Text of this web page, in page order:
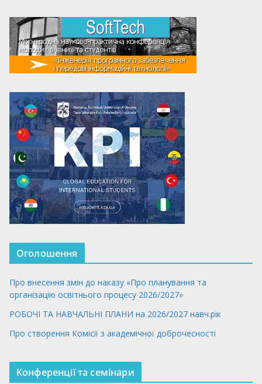
Оголошення
Про внесення змін до наказу «Про планування та
організацію освітнього процесу 2026/2027»
РОБОЧІ ТА НАВЧАЛЬНІ ПЛАНИ на 2026/2027 навч.рік
Про створення Комісії з академічної доброчесності
Конференції та семінари